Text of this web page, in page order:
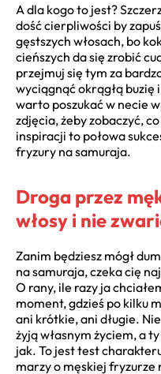
A dla kogo to jest?
dość cierpliwości by
gęstszych włosach, bo
cieńszych da się zrobić
przejmuj się tym za
wyciągnąć okrągłą buzię
warto poszukać w necie
zdjęcia, żeby zobaczyć,
inspiracji to połowa
fryzury na samuraja.
Droga przez
włosy i nie
Zanim będziesz mógł
na samuraja, czeka cię
O rany, ile razy ja
moment, gdzieś po kilku
ani krótkie, ani długie.
żyją własnym życiem, a
jak. To jest test
marzy o męskiej fryzurze